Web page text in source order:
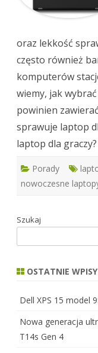
oraz lekkość
często również
komputerów
wiemy, jak
powinien
sprawuje laptop
laptop dla graczy?
Porady
nowoczesne
Szukaj
OSTATNIE WPISY
Dell XPS 15 model
Nowa generacja
T14s Gen 4